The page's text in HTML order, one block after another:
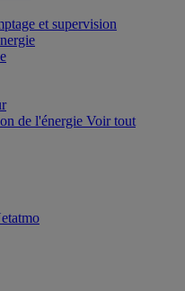
et supervision
de l'énergie Voir tout